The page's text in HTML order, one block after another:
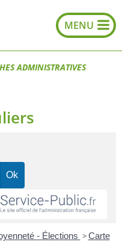
ADMINISTRATIVES
- Élections > Carte